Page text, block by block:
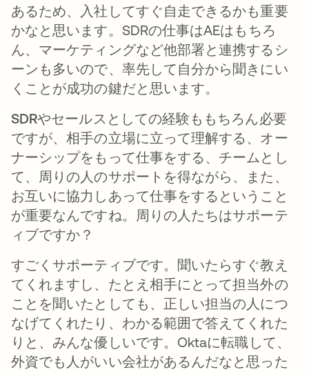
あるため、入社してすぐ自走できるかも重要
かなと思います。SDRの仕事はAEはもちろ
ん、マーケティングなど他部署と連携するシ
ーンも多いので、率先して自分から聞きにい
くことが成功の鍵だと思います。
SDRやセールスとしての経験ももちろん必要
ですが、相手の立場に立って理解する、オー
ナーシップをもって仕事をする、チームとし
て、周りの人のサポートを得ながら、また、
お互いに協力しあって仕事をするということ
が重要なんですね。周りの人たちはサポーテ
ィブですか？
すごくサポーティブです。聞いたらすぐ教え
てくれますし、たとえ相手にとって担当外の
ことを聞いたとしても、正しい担当の人につ
なげてくれたり、わかる範囲で答えてくれた
りと、みんな優しいです。Oktaに転職して、
外資でも人がいい会社があるんだなと思った